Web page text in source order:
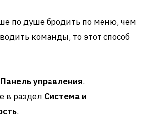
по душе бродить по меню, чем
команды, то этот способ
Панель управления.
в раздел Система и
.